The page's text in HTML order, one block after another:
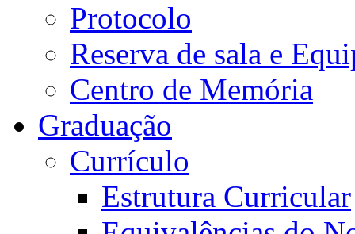
Protocolo
Reserva de sala e
Centro de Memória
Graduação
Currículo
Estrutura Curricular